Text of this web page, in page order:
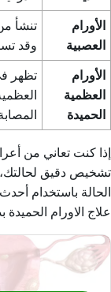
الأورام
العصبية
تنشأ
وقد
الأورام
العظمية
الحميدة
تظهر
إذا كنت تعاني من
تشخيص دقيق لحالتك،
الحالة باستخدام
علاج الاورام